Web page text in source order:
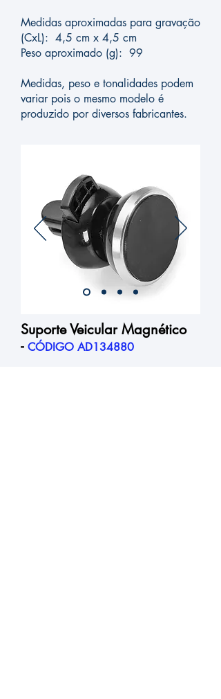
Medidas aproximadas para gravação
(CxL): 4,5 cm x 4,5 cm
Peso aproximado (g): 99
Medidas, peso e tonalidades podem
variar pois o mesmo modelo é
produzido por diversos fabricantes.
Suporte Veicular Magnético
- CÓDIGO AD134880